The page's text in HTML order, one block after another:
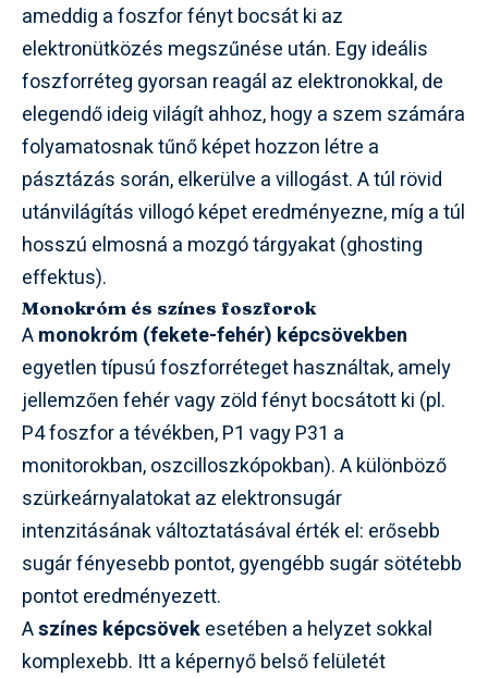
ameddig a foszfor fényt bocsát ki az
elektronütközés megszűnése után. Egy ideális
foszforréteg gyorsan reagál az elektronokkal, de
elegendő ideig világít ahhoz, hogy a szem számára
folyamatosnak tűnő képet hozzon létre a
pásztázás során, elkerülve a villogást. A túl rövid
utánvilágítás villogó képet eredményezne, míg a túl
hosszú elmosná a mozgó tárgyakat (ghosting
effektus).
Monokróm és színes foszforok
Amonokróm (fekete-fehér) képcsövekben
egyetlen típusú foszforréteget használtak, amely
jellemzően fehér vagy zöld fényt bocsátott ki (pl.
P4 foszfor a tévékben, P1 vagy P31 a
monitorokban, oszcilloszkópokban). A különböző
szürkeárnyalatokat az elektronsugár
intenzitásának változtatásával érték el: erősebb
sugár fényesebb pontot, gyengébb sugár sötétebb
pontot eredményezett.
Aszínes képcsövekesetében a helyzet sokkal
komplexebb. Itt a képernyő belső felületét